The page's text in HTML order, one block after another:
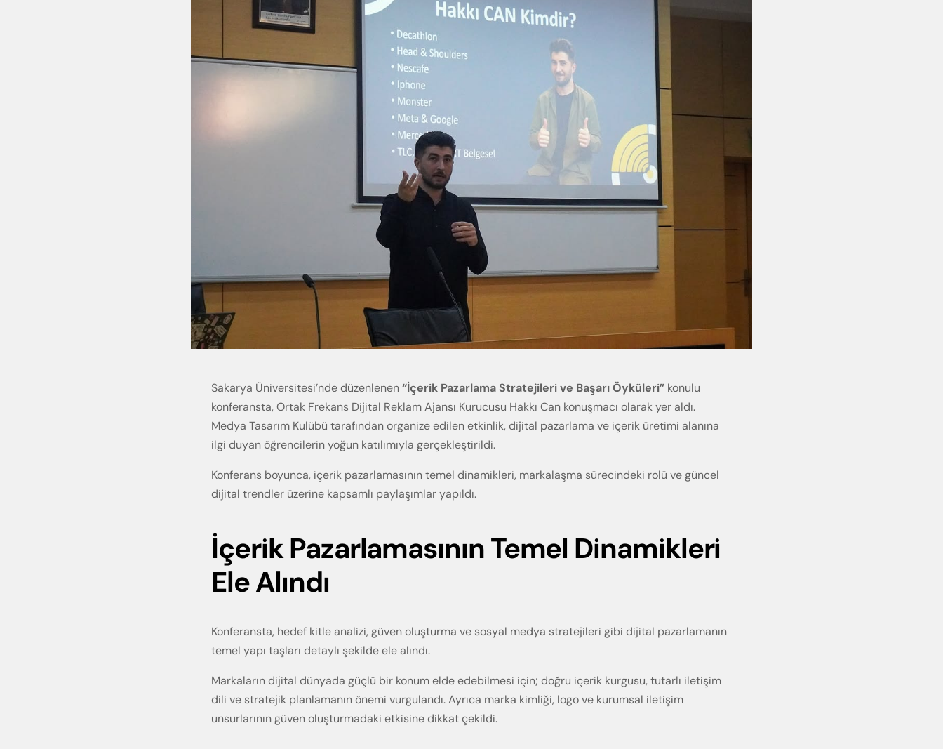
Sakarya Üniversitesi’nde düzenlenen“İçerik Pazarlama Stratejileri ve Başarı Öyküleri” konulu
konferansta, Ortak Frekans Dijital Reklam Ajansı Kurucusu Hakkı Can konuşmacı olarak yer aldı.
Medya Tasarım Kulübü tarafından organize edilen etkinlik, dijital pazarlama ve içerik üretimi alanına
ilgi duyan öğrencilerin yoğun katılımıyla gerçekleştirildi.
Konferans boyunca, içerik pazarlamasının temel dinamikleri, markalaşma sürecindeki rolü ve güncel
dijital trendler üzerine kapsamlı paylaşımlar yapıldı.
İçerik Pazarlamasının Temel Dinamikleri
Ele Alındı
Konferansta, hedef kitle analizi, güven oluşturma ve sosyal medya stratejileri gibi dijital pazarlamanın
temel yapı taşları detaylı şekilde ele alındı.
Markaların dijital dünyada güçlü bir konum elde edebilmesi için; doğru içerik kurgusu, tutarlı iletişim
dili ve stratejik planlamanın önemi vurgulandı. Ayrıca marka kimliği, logo ve kurumsal iletişim
unsurlarının güven oluşturmadaki etkisine dikkat çekildi.